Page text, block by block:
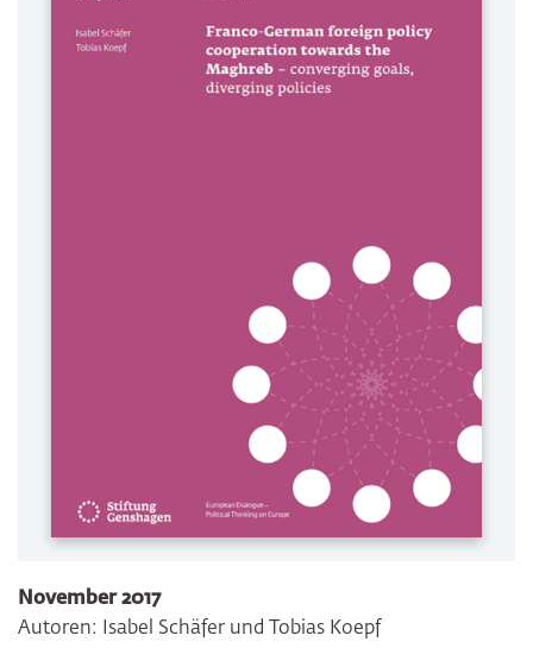
November 2017
Autoren: Isabel Schäfer und Tobias Koepf